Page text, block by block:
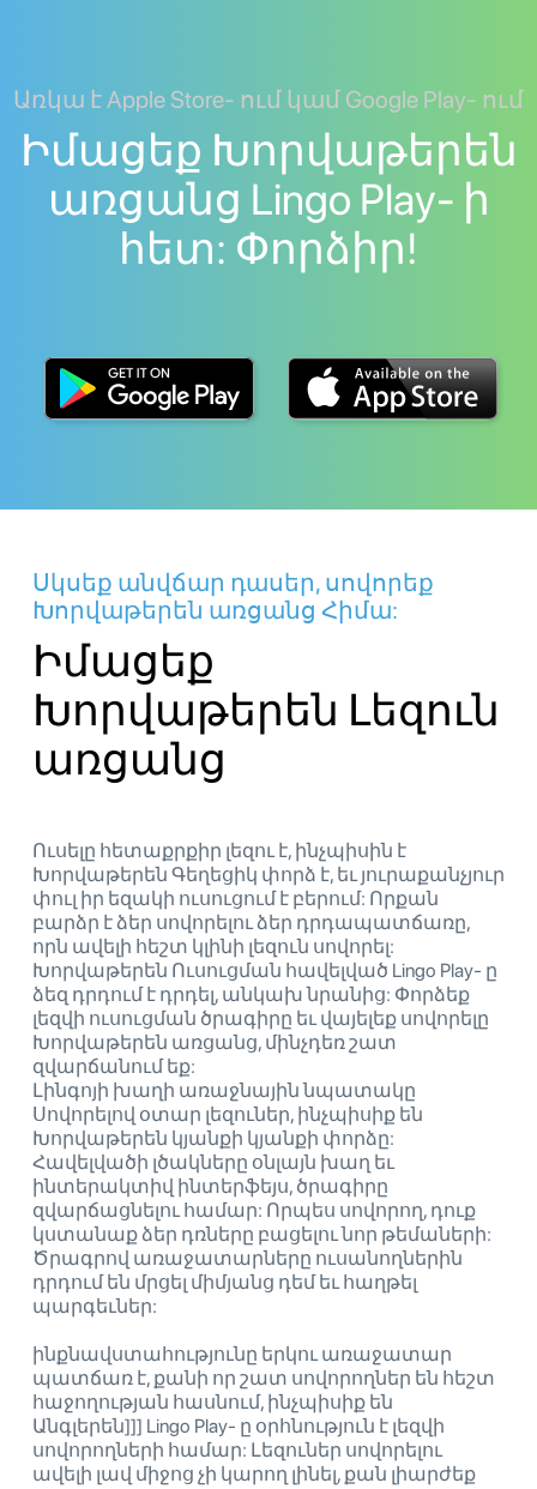
Առկա է Apple Store- ում կամ Google Play- ում
Իմացեք Խորվաթերեն
առցանց Lingo Play- ի
հետ: Փորձիր!
Սկսեք անվճար դասեր, սովորեք
Խորվաթերեն առցանց Հիմա:
Իմացեք
Խորվաթերեն Լեզուն
առցանց
Ուսելը հետաքրքիր լեզու է, ինչպիսին է
Խորվաթերեն Գեղեցիկ փորձ է, եւ յուրաքանչյուր
փուլ իր եզակի ուսուցում է բերում: Որքան
բարձր է ձեր սովորելու ձեր դրդապատճառը,
որն ավելի հեշտ կլինի լեզուն սովորել:
Խորվաթերեն Ուսուցման հավելված Lingo Play- ը
ձեզ դրդում է դրդել, անկախ նրանից: Փորձեք
լեզվի ուսուցման ծրագիրը եւ վայելեք սովորելը
Խորվաթերեն առցանց, մինչդեռ շատ
զվարճանում եք:
Լինգոյի խաղի առաջնային նպատակը
Սովորելով օտար լեզուներ, ինչպիսիք են
Խորվաթերեն կյանքի կյանքի փորձը:
Հավելվածի լծակները օնլայն խաղ եւ
ինտերակտիվ ինտերֆեյս, ծրագիրը
զվարճացնելու համար: Որպես սովորող, դուք
կստանաք ձեր դռները բացելու նոր թեմաների:
Ծրագրով առաջատարները ուսանողներին
դրդում են մրցել միմյանց դեմ եւ հաղթել
պարգեւներ:
ինքնավստահությունը երկու առաջատար
պատճառ է, քանի որ շատ սովորողներ են հեշտ
հաջողության հասնում, ինչպիսիք են
Անգլերեն]]] Lingo Play- ը օրհնություն է լեզվի
սովորողների համար: Լեզուներ սովորելու
ավելի լավ միջոց չի կարող լինել, քան լիարժեք